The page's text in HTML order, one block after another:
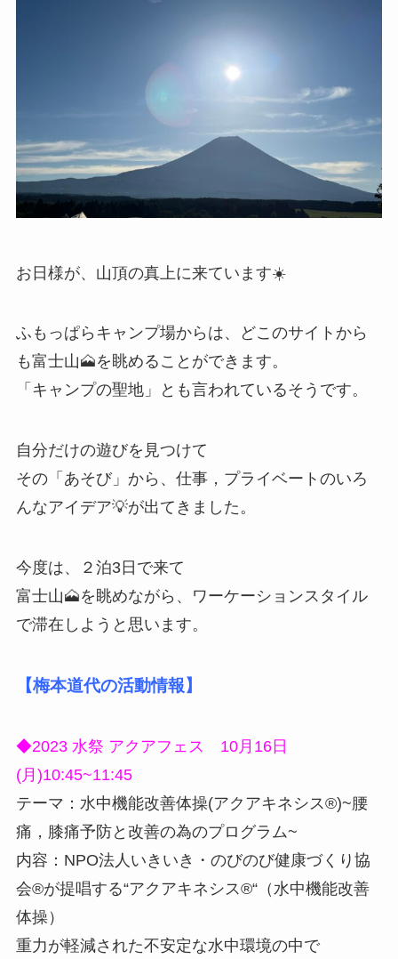
お日様が、山頂の真上に来ています☀️
ふもっぱらキャンプ場からは、どこのサイトから
も富士山🗻を眺めることができます。
「キャンプの聖地」とも言われているそうです。
自分だけの遊びを見つけて
その「あそび」から、仕事，プライベートのいろ
んなアイデア💡が出てきました。
今度は、２泊3日で来て
富士山🗻を眺めながら、ワーケーションスタイル
で滞在しようと思います。
【梅本道代の活動情報】
◆2023 水祭 アクアフェス 10月16日
(月)10:45~11:45
テーマ：水中機能改善体操(アクアキネシス®)~腰
痛，膝痛予防と改善の為のプログラム~
内容：NPO法人いきいき・のびのび健康づくり協
会®が提唱する“アクアキネシス®“（水中機能改善
体操）
重力が軽減された不安定な水中環境の中で